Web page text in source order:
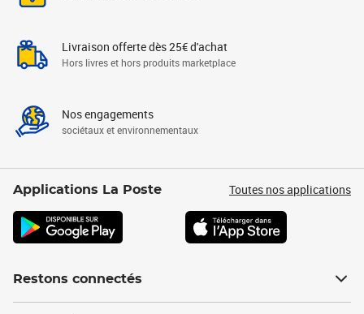
Livraison offerte dès 25€ d'achat
Hors livres et hors produits marketplace
Nos engagements
sociétaux et environnementaux
Applications La Poste Toutes nos applications
Restons connectés